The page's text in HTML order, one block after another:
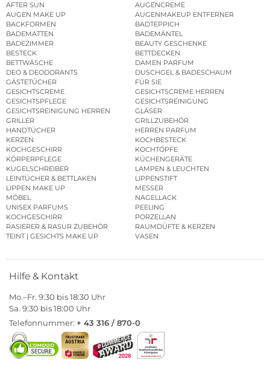
AFTER SUN
AUGENCREME
AUGEN MAKE UP
AUGENMAKEUP ENTFERNER
BACKFORMEN
BADTEPPICH
BADEMATTEN
BADEMÄNTEL
BADEZIMMER
BEAUTY GESCHENKE
BESTECK
BETTDECKEN
BETTWÄSCHE
DAMEN PARFUM
DEO & DEODORANTS
DUSCHGEL & BADESCHAUM
GÄSTETÜCHER
FÜR SIE
GESICHTSCREME
GESICHTSCREME HERREN
GESICHTSPFLEGE
GESICHTSREINIGUNG
GESICHTSREINIGUNG HERREN
GLÄSER
GRILLER
GRILLZUBEHÖR
HANDTÜCHER
HERREN PARFUM
KERZEN
KOCHBESTECK
KOCHGESCHIRR
KOCHTÖPFE
KÖRPERPFLEGE
KÜCHENGERÄTE
KUGELSCHREIBER
LAMPEN & LEUCHTEN
LEINTÜCHER & BETTLAKEN
LIPPENSTIFT
LIPPEN MAKE UP
MESSER
MÖBEL
NAGELLACK
UNISEX PARFUMS
PEELING
KOCHGESCHIRR
PORZELLAN
RASIERER & RASUR ZUBEHÖR
RAUMDÜFTE & KERZEN
TEINT | GESICHTS MAKE UP
VASEN
Hilfe & Kontakt
Mo.–Fr. 9:30 bis 18:30 Uhr
Sa. 9:30 bis 18:00 Uhr
Telefonnummer: + 43 316 / 870-0